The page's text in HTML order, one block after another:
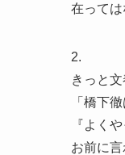
在っては
2.
きっと
「橋下
『よく
お前に